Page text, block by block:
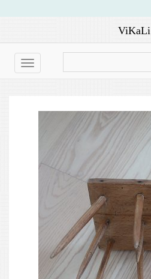
ViKaLi
Toggle
navigation